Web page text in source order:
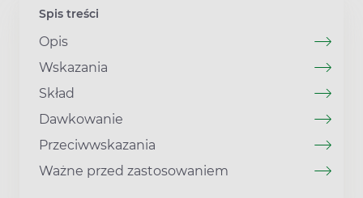
Spis treści
Opis
Wskazania
Skład
Dawkowanie
Przeciwwskazania
Ważne przed zastosowaniem